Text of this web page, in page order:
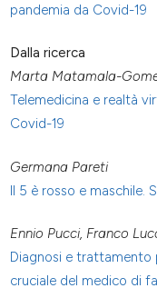
pandemia da Covid-19
Dalla ricerca
Marta Matamala-
Telemedicina e realtà
Covid-19
Germana Pareti
Il 5 è rosso e maschile.
Ennio Pucci, Franco
Diagnosi e trattamento
cruciale del medico di